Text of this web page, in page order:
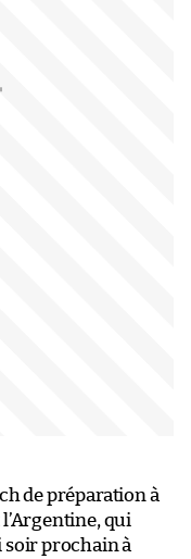
de préparation à
qui
soir prochain à